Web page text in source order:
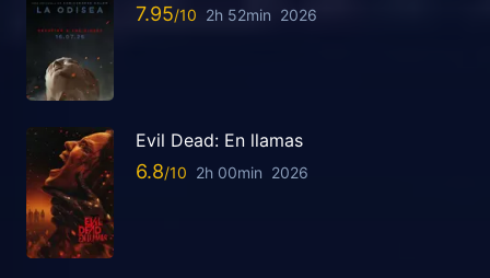
7.95 2h 52min 2026
Evil Dead: En llamas
6.8 2h 00min 2026